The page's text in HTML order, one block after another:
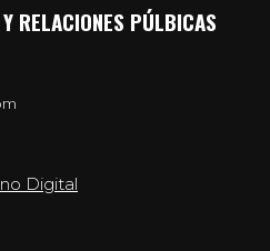
RELACIONES PÚLBICAS
Digital